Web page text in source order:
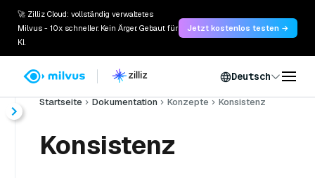
🚀 Zilliz Cloud: vollständig verwaltetes
Milvus - 10x schneller. Kein Ärger. Gebaut für
KI.
Jetzt kostenlos testen →
Deutsch
Startseite Dokumentation Konzepte Konsistenz
Konsistenz